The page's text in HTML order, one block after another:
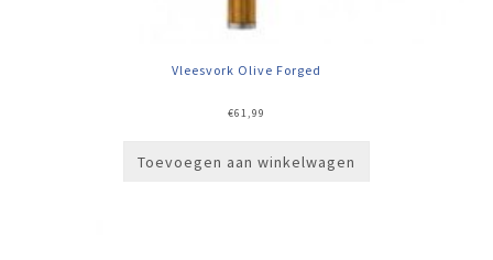
Vleesvork Olive Forged
€61,99
Toevoegen aan winkelwagen